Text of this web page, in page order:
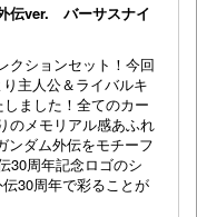
伝ver. バーサスナイ
クションセット！今回
主人公＆ライバルキ
ました！全てのカー
のメモリアル感あふれ
ンダム外伝をモチーフ
30周年記念ロゴのシ
30周年で彩ることが